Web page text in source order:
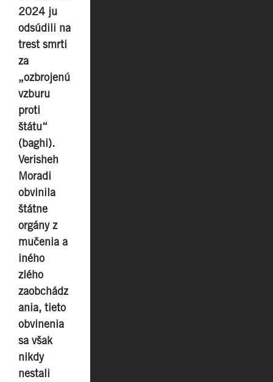
2024 ju
odsúdili na
trest smrti
za
„ozbrojenú
vzburu
proti
štátu“
(baghi).
Verisheh
Moradi
obvinila
štátne
orgány z
mučenia a
iného
zlého
zaobchádz
ania, tieto
obvinenia
sa však
nikdy
nestali